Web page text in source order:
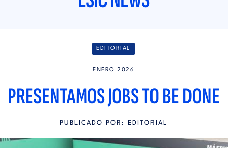
EDITORIAL
ENERO 2026
PRESENTAMOS JOBS TO BE DONE
PUBLICADO POR: EDITORIAL